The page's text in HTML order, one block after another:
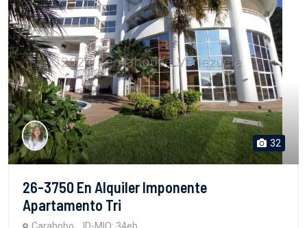
32
26-3750 En Alquiler Imponente
Apartamento Tri
Carabobo ID-MIO: 34eb